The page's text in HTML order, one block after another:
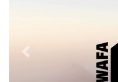
05/August/2026 03:11 PM
L'occupation arrête neuf
Previous